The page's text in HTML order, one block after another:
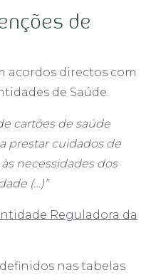
de
acordos directos com
de Saúde.
cartões de saúde
prestar cuidados de
necessidades dos
(…)”
Reguladora da
nas tabelas